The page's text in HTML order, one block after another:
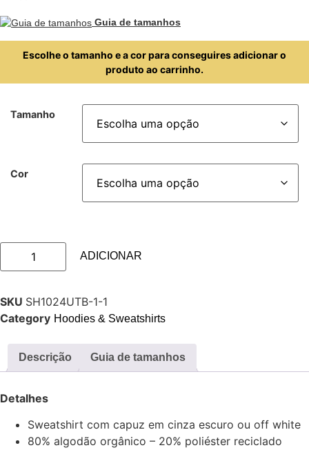
Guia de tamanhos
Escolhe o tamanho e a cor para conseguires adicionar o
produto ao carrinho.
Tamanho
Cor
ADICIONAR
SKU SH1024UTB-1-1
Category Hoodies & Sweatshirts
Descrição Guia de tamanhos
Detalhes
Sweatshirt com capuz em cinza escuro ou off white
80% algodão orgânico – 20% poliéster reciclado